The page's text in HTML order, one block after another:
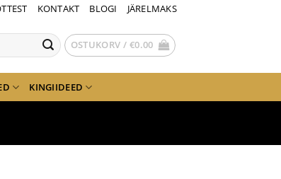
KONTAKT BLOGI JÄRELMAKS
OSTUKORV / €0.00
KINGIIDEED